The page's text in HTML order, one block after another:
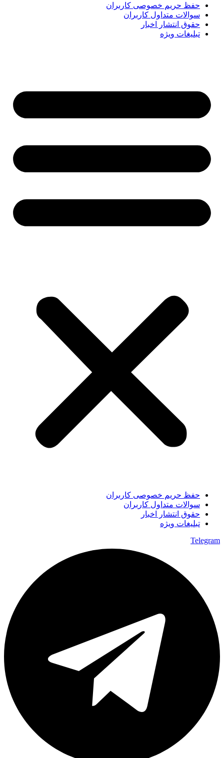
حفظ حریم خصوصی کاربران
سوالات متداول کاربران
حقوق انتشار اخبار
تبلیغات ویژه
حفظ حریم خصوصی کاربران
سوالات متداول کاربران
حقوق انتشار اخبار
تبلیغات ویژه
Telegram